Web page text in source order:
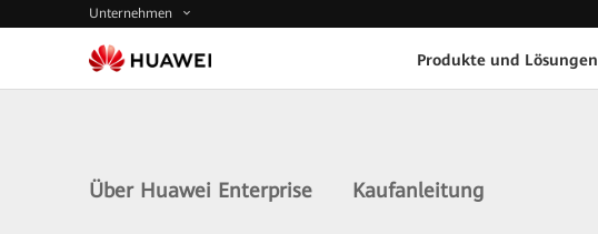
Unternehmen
Produkte und Lösungen
Über Huawei Enterprise Kaufanleitung